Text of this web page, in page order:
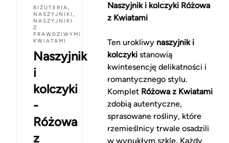
BIŻUTERIA,
NASZYJNIKI ,
NASZYJNIKI
Z
PRAWDZIWYMI
KWIATAMI
Naszyjnik
i
kolczyki
-
Różowa
z
Naszyjnik i kolczyki Różowa
z Kwiatami
Ten urokliwy naszyjnik i
kolczykistanowią
kwintesencję delikatności i
romantycznego stylu.
Komplet Różowa z Kwiatami
zdobią autentyczne,
sprasowane rośliny, które
rzemieślnicy trwale osadzili
w wypukłym szkle. Każdy